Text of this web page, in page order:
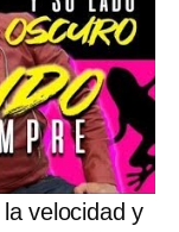
velocidad y